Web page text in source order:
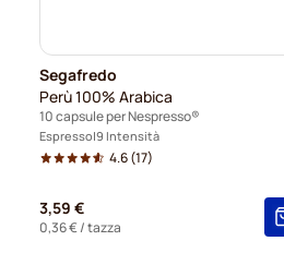
Segafredo
Perù 100% Arabica
10 capsule per Nespresso®
Espresso 9 Intensità
4.6(17)
3,59 €
0,36 €/ tazza